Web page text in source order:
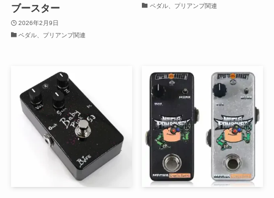
ブースター
2026年2月9日
ペダル、プリアンプ関連
ペダル、プリアンプ関連